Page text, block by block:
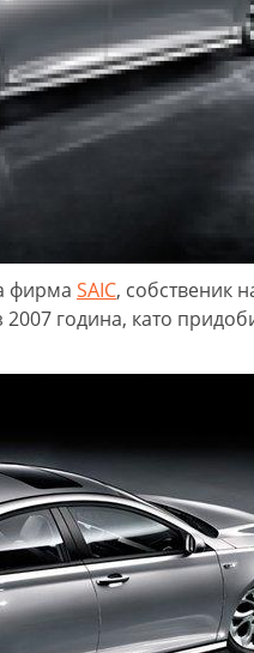
фирма SAIC, собственик
година, като
и
Варна